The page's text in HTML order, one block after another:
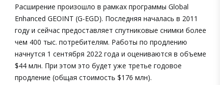
Расширение произошло в рамках программы Global
Enhanced GEOINT (G-EGD). Последняя началась в 2011
году и сейчас предоставляет спутниковые снимки более
чем 400 тыс. потребителям. Работы по продлению
начнутся 1 сентября 2022 года и оцениваются в объеме
$44 млн. При этом это будет уже третье годовое
продление (общая стоимость $176 млн).